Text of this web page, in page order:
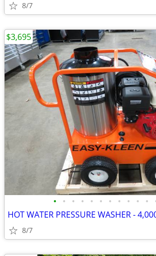
8/7
• • • • • • • • • • •
8/7
$3,695